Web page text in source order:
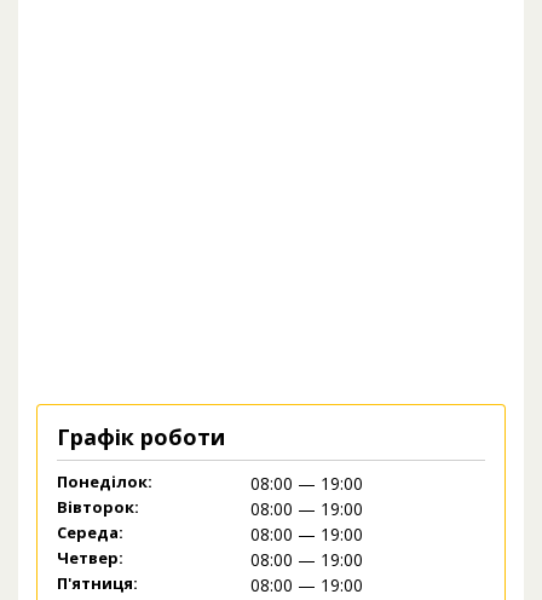
Графік роботи
Понеділок: 08:00 — 19:00
Вівторок: 08:00 — 19:00
Середа: 08:00 — 19:00
Четвер: 08:00 — 19:00
П'ятниця: 08:00 — 19:00